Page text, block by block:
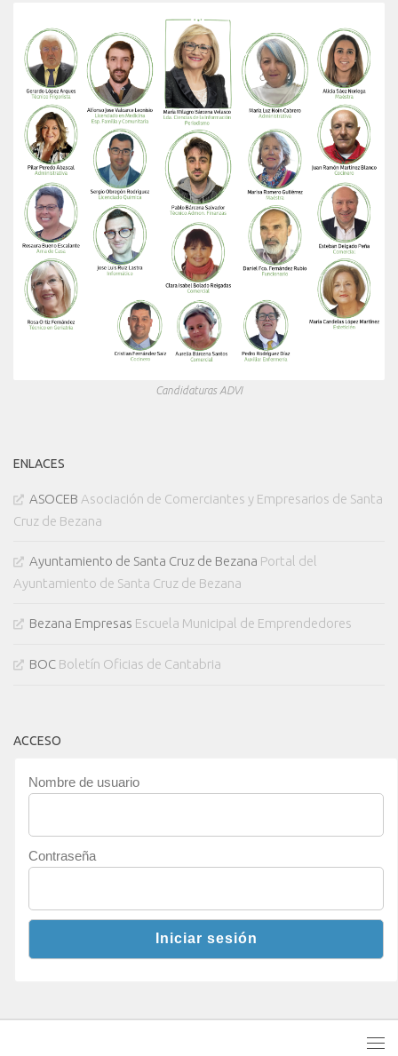
Candidaturas ADVI
ENLACES
ASOCEB Asociación de Comerciantes y Empresarios de Santa
Cruz de Bezana
Ayuntamiento de Santa Cruz de Bezana Portal del
Ayuntamiento de Santa Cruz de Bezana
Bezana Empresas Escuela Municipal de Emprendedores
BOC Boletín Oficias de Cantabria
ACCESO
Nombre de usuario
Contraseña